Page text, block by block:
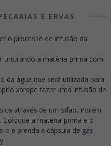
E ERVAS
o processo de infusão da
triturando a matéria-prima com
da água que será utilizada para
xarope fazer uma infusão de
através de um Sifão. Porém
a matéria-prima e o
o e prenda a cápsula de gás